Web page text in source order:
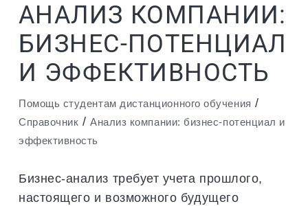
на нужную страницу. Если у вас
с тачскрином, используйте
АНАЛИЗ КОМПАНИИ:
БИЗНЕС-ПОТЕНЦИАЛ
И ЭФФЕКТИВНОСТЬ
Помощь студентам дистанционного обучения /
Справочник /Анализ компании: бизнес-потенциал и
эффективность
Бизнес-анализ требует учета прошлого,
настоящего и возможного будущего